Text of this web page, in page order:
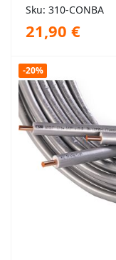
Sku: 310-CONBA
21,90 €
-20%